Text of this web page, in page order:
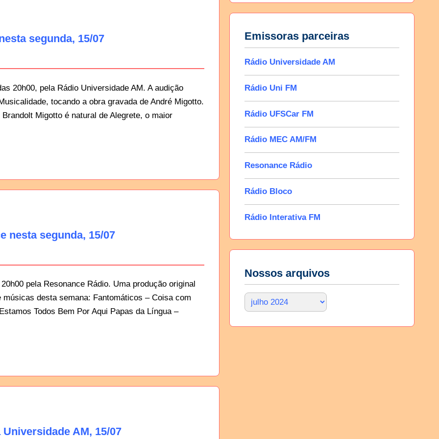
segunda, 15/07
20h00, pela Rádio Universidade AM. A audição
tocando a obra gravada de André Migotto.
Migotto é natural de Alegrete, o maior
nesta segunda, 15/07
pela Resonance Rádio. Uma produção original
desta semana: Fantomáticos – Coisa com
Todos Bem Por Aqui Papas da Língua –
AM, 15/07
Emissoras parceiras
Rádio Universidade AM
Rádio Uni FM
Rádio UFSCar FM
Rádio MEC AM/FM
Resonance Rádio
Rádio Bloco
Rádio Interativa FM
Nossos arquivos